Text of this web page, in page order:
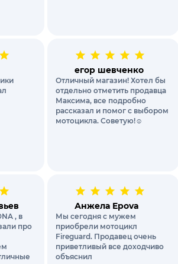
егор шевченко
Отличный магазин! Хотел бы
отдельно отметить продавца
Максима, все подробно
рассказал и помог с выбором
мотоцикла. Советую!☺️
, в
про
Анжела Epova
Мы сегодня с мужем
приобрели мотоцикл
Fireguard. Продавец очень
приветливый все доходчиво
объяснил